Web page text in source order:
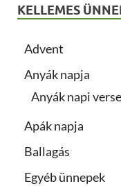
KELLEMES
Advent
Anyák napja
Anyák napi
Apák napja
Ballagás
Egyéb ünnepek